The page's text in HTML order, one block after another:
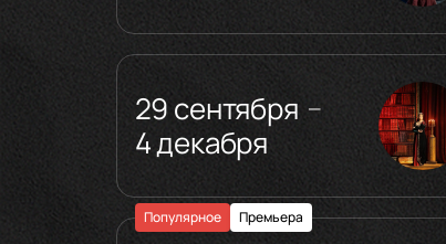
29 сентября —
4 декабря
Популярное Премьера